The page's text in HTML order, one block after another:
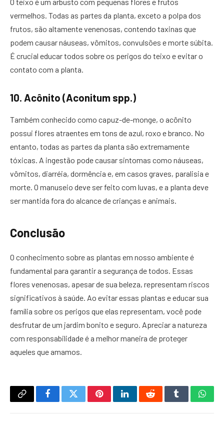
O teixo é um arbusto com pequenas flores e frutos
vermelhos. Todas as partes da planta, exceto a polpa dos
frutos, são altamente venenosas, contendo taxinas que
podem causar náuseas, vômitos, convulsões e morte súbita.
É crucial educar todos sobre os perigos do teixo e evitar o
contato com a planta.
10. Acônito (Aconitum spp.)
Também conhecido como capuz-de-monge, o acônito
possui flores atraentes em tons de azul, roxo e branco. No
entanto, todas as partes da planta são extremamente
tóxicas. A ingestão pode causar sintomas como náuseas,
vômitos, diarréia, dormência e, em casos graves, paralisia e
morte. O manuseio deve ser feito com luvas, e a planta deve
ser mantida fora do alcance de crianças e animais.
Conclusão
O conhecimento sobre as plantas em nosso ambiente é
fundamental para garantir a segurança de todos. Essas
flores venenosas, apesar de sua beleza, representam riscos
significativos à saúde. Ao evitar essas plantas e educar sua
família sobre os perigos que elas representam, você pode
desfrutar de um jardim bonito e seguro. Apreciar a natureza
com responsabilidade é a melhor maneira de proteger
aqueles que amamos.
Copy
FacebookTwitterPinterestLinkedInRedditTumblr